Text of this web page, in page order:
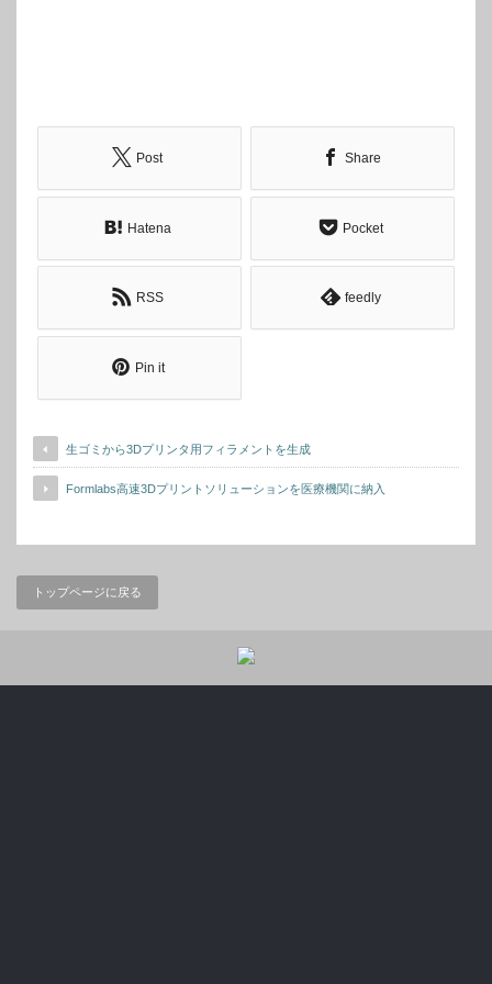
Post Share
Hatena Pocket
RSS feedly
Pin it
生ゴミから3Dプリンタ用フィラメントを生成
Formlabs高速3Dプリントソリューションを医療機関に納入
トップページに戻る